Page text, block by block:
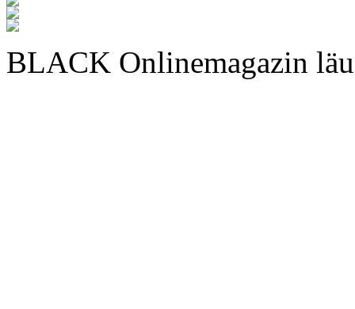
BLACK Onlinemagazin